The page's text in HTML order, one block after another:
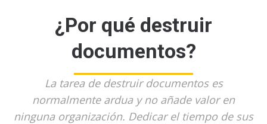
¿Por qué destruir
documentos?
La tarea de destruir documentos es
normalmente ardua y no añade valor en
ninguna organización. Dedicar el tiempo de sus